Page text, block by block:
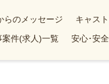
らのメッセージ
キャス
案件(求人)一覧 安心･安